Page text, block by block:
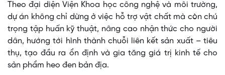
Theo đại diện Viện Khoa học công nghệ và môi trường,
dự án không chỉ dừng ở việc hỗ trợ vật chất mà còn chú
trọng tập huấn kỹ thuật, nâng cao nhận thức cho người
dân, hướng tới hình thành chuỗi liên kết sản xuất – tiêu
thụ, tạo đầu ra ổn định và gia tăng giá trị kinh tế cho
sản phẩm heo đen bản địa.